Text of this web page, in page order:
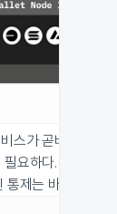
스가 곧바로 완
요하다. 블록체
제는 바로 이 기